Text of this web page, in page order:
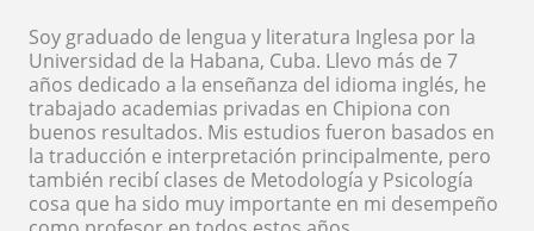
Soy graduado de lengua y literatura Inglesa por la
Universidad de la Habana, Cuba. Llevo más de 7
años dedicado a la enseñanza del idioma inglés, he
trabajado academias privadas en Chipiona con
buenos resultados. Mis estudios fueron basados en
la traducción e interpretación principalmente, pero
también recibí clases de Metodología y Psicología
cosa que ha sido muy importante en mi desempeño